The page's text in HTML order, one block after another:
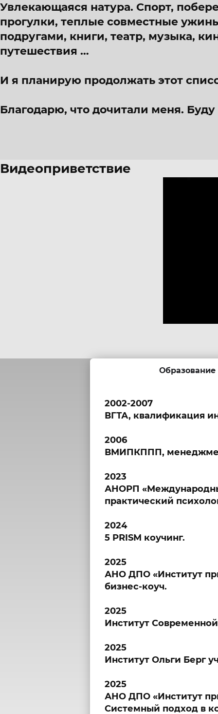
Увлекающаяся натура. Спорт,
прогулки, теплые совместные
подругами, книги, театр, музыка,
путешествия …
И я планирую продолжать этот
Благодарю, что дочитали меня.
Видеоприветствие
Образование
2002-2007
ВГТА, квалификация
2006
ВМИПКППП,
2023
АНОРП
практический
2024
5 PRISM коучинг.
2025
АНО ДПО «Институт
бизнес-коуч.
2025
Институт
2025
Институт Ольги Берг
2025
АНО ДПО «Институт
Системный подход в